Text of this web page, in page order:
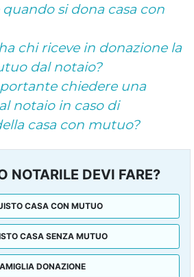
quando si dona casa con
chi riceve in donazione la
dal notaio?
chiedere una
notaio in caso di
casa con mutuo?
NOTARILE DEVI FARE?
CASA CON MUTUO
CASA SENZA MUTUO
DONAZIONE